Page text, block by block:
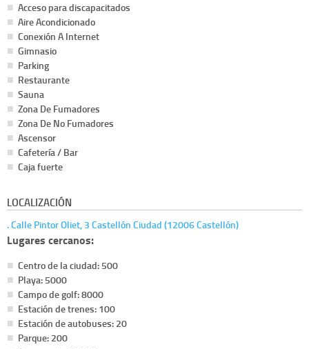
Acceso para discapacitados
Aire Acondicionado
Conexión A Internet
Gimnasio
Parking
Restaurante
Sauna
Zona De Fumadores
Zona De No Fumadores
Ascensor
Cafetería / Bar
Caja fuerte
LOCALIZACIÓN
. Calle Pintor Oliet, 3 Castellón Ciudad (12006 Castellón)
Lugares cercanos:
Centro de la ciudad: 500
Playa: 5000
Campo de golf: 8000
Estación de trenes: 100
Estación de autobuses: 20
Parque: 200